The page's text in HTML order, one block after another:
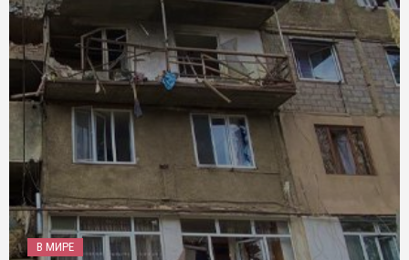
В МИРЕ